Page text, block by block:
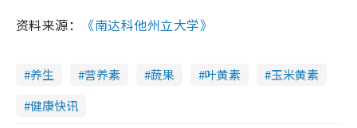
资料来源： 《南达科他州立大学》
养生 营养素 蔬果 叶黄素
玉米黄素
健康快讯